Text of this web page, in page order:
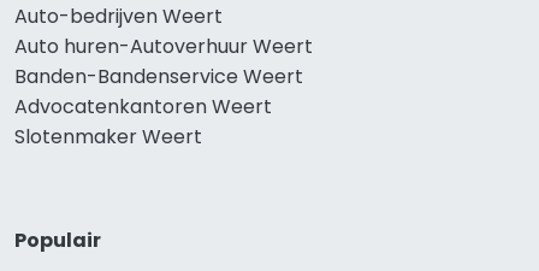
Auto-bedrijven Weert
Auto huren-Autoverhuur Weert
Banden-Bandenservice Weert
Advocatenkantoren Weert
Slotenmaker Weert
Populair